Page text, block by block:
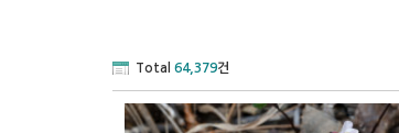
Total 64,379건